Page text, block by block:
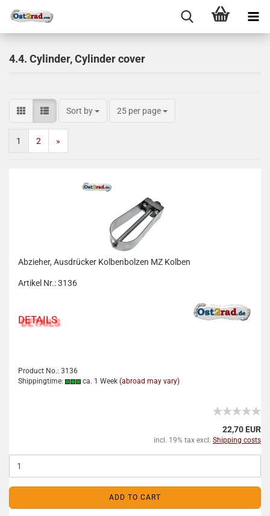
4.4. Cylinder, Cylinder cover
Sort by 25 per page
1 2 »
Abzieher, Ausdrücker Kolbenbolzen MZ Kolben
Artikel Nr.: 3136
DETAILS
Product No.: 3136
Shippingtime:
ca. 1 Week (abroad may vary)
22,70 EUR
incl. 19% tax excl. Shipping costs
ADD TO CART